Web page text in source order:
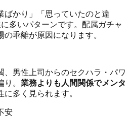
ばかり」「思っていたのと違
多いパターンです。配属ガチャ
乖離が原因になります。
、男性上司からのセクハラ・パワ
。 業務よりも人間関係でメンタ
に多く見られます。
安